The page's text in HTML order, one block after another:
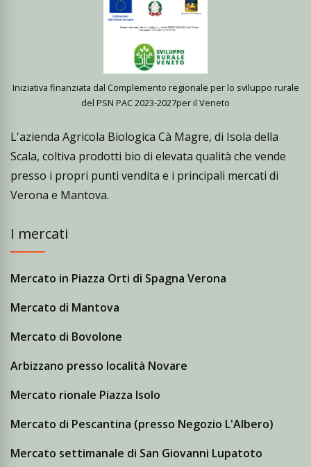
Iniziativa finanziata dal Complemento regionale per lo sviluppo rurale
del PSN PAC 2023-2027per il Veneto
L'azienda Agricola Biologica Cà Magre, di Isola della
Scala, coltiva prodotti bio di elevata qualità che vende
presso i propri punti vendita e i principali mercati di
Verona e Mantova.
I mercati
Mercato in Piazza Orti di Spagna Verona
Mercato di Mantova
Mercato di Bovolone
Arbizzano presso località Novare
Mercato rionale Piazza Isolo
Mercato di Pescantina (presso Negozio L'Albero)
Mercato settimanale di San Giovanni Lupatoto